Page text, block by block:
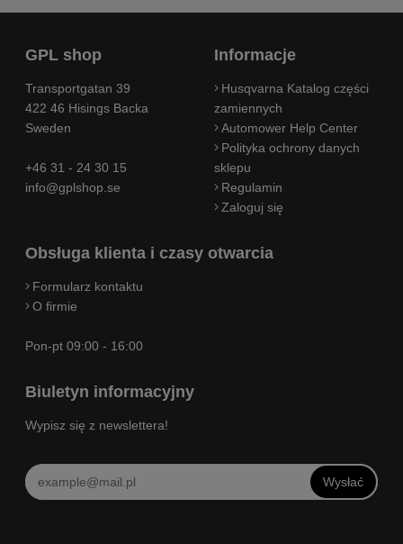
GPL shop
Transportgatan 39
422 46 Hisings Backa
Sweden
+46 31 - 24 30 15
info@gplshop.se
Informacje
Husqvarna Katalog części
zamiennych
Automower Help Center
Polityka ochrony danych
sklepu
Regulamin
Zaloguj się
Obsługa klienta i czasy otwarcia
Formularz kontaktu
O firmie
Pon-pt 09:00 - 16:00
Biuletyn informacyjny
Wypisz się z newslettera!
Wysłać